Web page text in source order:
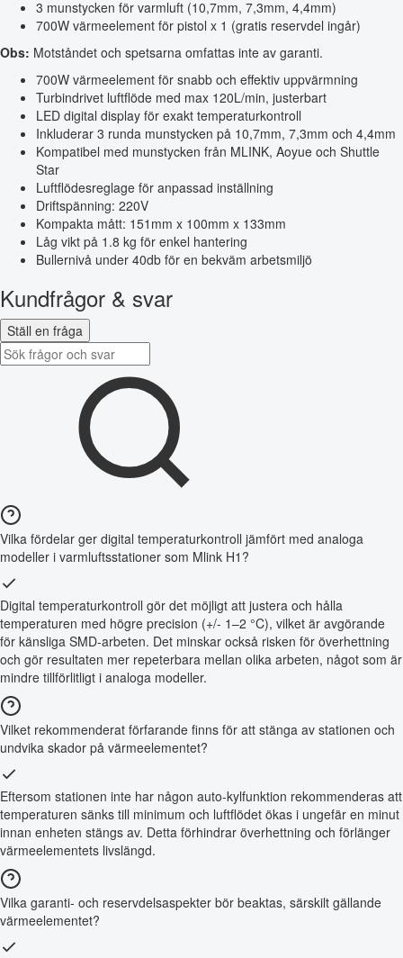
3 munstycken för varmluft (10,7mm, 7,3mm, 4,4mm)
700W värmeelement för pistol x 1 (gratis reservdel ingår)
Obs: Motståndet och spetsarna omfattas inte av garanti.
700W värmeelement för snabb och effektiv uppvärmning
Turbindrivet luftflöde med max 120L/min, justerbart
LED digital display för exakt temperaturkontroll
Inkluderar 3 runda munstycken på 10,7mm, 7,3mm och 4,4mm
Kompatibel med munstycken från MLINK, Aoyue och Shuttle
Star
Luftflödesreglage för anpassad inställning
Driftspänning: 220V
Kompakta mått: 151mm x 100mm x 133mm
Låg vikt på 1.8 kg för enkel hantering
Bullernivå under 40db för en bekväm arbetsmiljö
Kundfrågor & svar
Ställ en fråga
Vilka fördelar ger digital temperaturkontroll jämfört med analoga
modeller i varmluftsstationer som Mlink H1?
Digital temperaturkontroll gör det möjligt att justera och hålla
temperaturen med högre precision (+/- 1–2 °C), vilket är avgörande
för känsliga SMD-arbeten. Det minskar också risken för överhettning
och gör resultaten mer repeterbara mellan olika arbeten, något som är
mindre tillförlitligt i analoga modeller.
Vilket rekommenderat förfarande finns för att stänga av stationen och
undvika skador på värmeelementet?
Eftersom stationen inte har någon auto-kylfunktion rekommenderas att
temperaturen sänks till minimum och luftflödet ökas i ungefär en minut
innan enheten stängs av. Detta förhindrar överhettning och förlänger
värmeelementets livslängd.
Vilka garanti- och reservdelsaspekter bör beaktas, särskilt gällande
värmeelementet?